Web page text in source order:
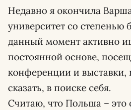
Недавно я окончила
университет со степенью
данный момент активно
постоянной основе,
конференции и выставки,
сказать, в поиске себя.
Считаю, что Польша – это